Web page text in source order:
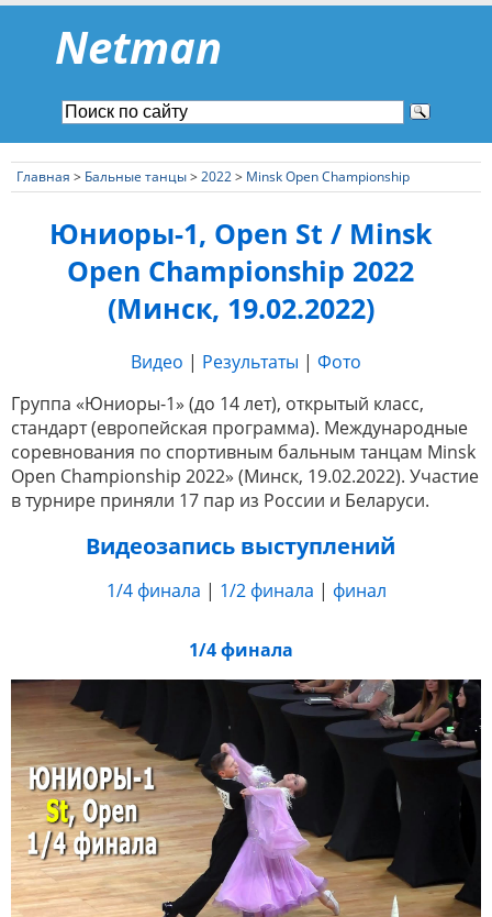
Netman
Главная > Бальные танцы>2022> Minsk Open Championship
Юниоры-1, Open St / Minsk
Open Championship 2022
(Минск, 19.02.2022)
Видео | Результаты | Фото
Группа «Юниоры-1» (до 14 лет), открытый класс,
стандарт (европейская программа). Международные
соревнования по спортивным бальным танцам Minsk
Open Championship 2022» (Минск, 19.02.2022). Участие
в турнире приняли 17 пар из России и Беларуси.
Видеозапись выступлений
1/4 финала | 1/2 финала | финал
1/4 финала